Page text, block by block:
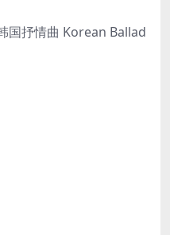
国抒情曲 Korean Ballad